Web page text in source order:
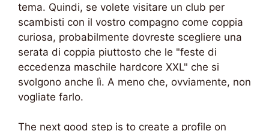
tema. Quindi, se volete visitare un club per
scambisti con il vostro compagno come coppia
curiosa, probabilmente dovreste scegliere una
serata di coppia piuttosto che le "feste di
eccedenza maschile hardcore XXL" che si
svolgono anche lì. A meno che, ovviamente, non
vogliate farlo.
The next good step is to create a profile on